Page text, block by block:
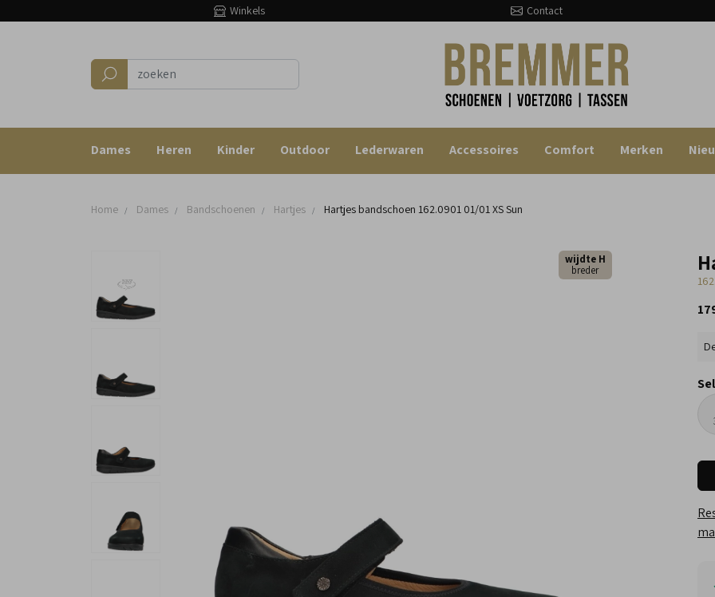
Winkels Contact
Dames Heren Kinder Outdoor Lederwaren Accessoires Comfort Merken
Home Dames Bandschoenen Hartjes Hartjes bandschoen 162.0901 01/01 XS Sun
wijdte H
breder